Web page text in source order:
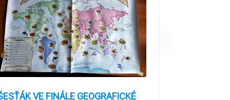
VE FINÁLE GEOGRAFICKÉ